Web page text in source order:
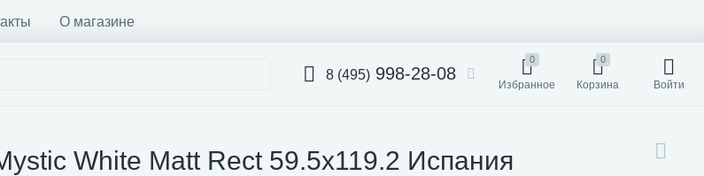
О магазине
8 (495) 998-28-08
0
Избранное
0
Корзина Войти
White Matt Rect 59.5x119.2 Испания